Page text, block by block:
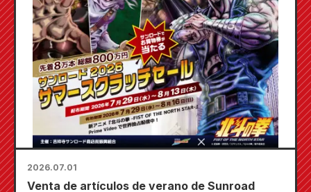
2026.07.01
Venta de artículos de verano de Sunroad